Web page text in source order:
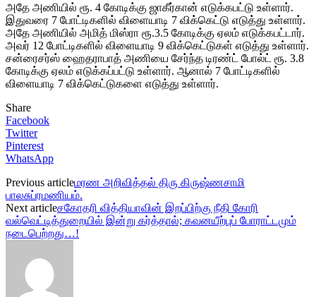
அதே அணியில் ரூ. 4 கோடிக்கு ஜாகீர்கான் எடுக்கபட்டு உள்ளார்.
இதுவரை 7 போட்டிகளில் விளையாடி 7 விக்கெட்டு எடுத்து உள்ளார்.
அதே அணியில் அமித் மிஸ்ரா ரூ.3.5 கோடிக்கு ஏலம் எடுக்கபட்டார்.
அவர் 12 போட்டிகளில் விளையாடி 9 விக்கெட்டுகள் எடுத்து உள்ளார்.
சன்ரைசர்ஸ் ஹைதராபாத் அணியை சேர்ந்த டிரண்ட் போல்ட் ரூ. 3.8
கோடிக்கு ஏலம் எடுக்கப்பட்டு உள்ளார். ஆனால் 7 போட்டிகளில்
விளையாடி 7 விக்கெட்டுகளை எடுத்து உள்ளார்.
Share
Facebook
Twitter
Pinterest
WhatsApp
Previous articleமரண அறிவித்தல் திரு கிருஷ்ணசாமி
பாலசுப்ரமணியம்.
Next articleசகோதரி வித்தியாவின் இறப்பிற்கு நீதி கோரி
வல்வெட்டித்துறையில் இன்று கர்த்தால்; கவனயீற்புப் போராட்டமும்
நடைபெற்றது…!